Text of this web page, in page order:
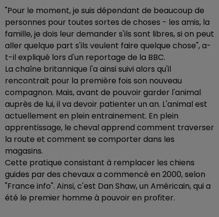
"Pour le moment, je suis dépendant de beaucoup de
personnes pour toutes sortes de choses - les amis, la
famille, je dois leur demander s'ils sont libres, si on peut
aller quelque part s'ils veulent faire quelque chose", a-
t-il expliqué lors d'un reportage de la BBC.
La chaîne britannique l'a ainsi suivi alors qu'il
rencontrait pour la première fois son nouveau
compagnon. Mais, avant de pouvoir garder l'animal
auprès de lui, il va devoir patienter un an. L'animal est
actuellement en plein entrainement. En plein
apprentissage, le cheval apprend comment traverser
la route et comment se comporter dans les
magasins.
Cette pratique consistant à remplacer les chiens
guides par des chevaux a commencé en 2000, selon
"France info". Ainsi, c'est Dan Shaw, un Américain, qui a
été le premier homme à pouvoir en profiter.